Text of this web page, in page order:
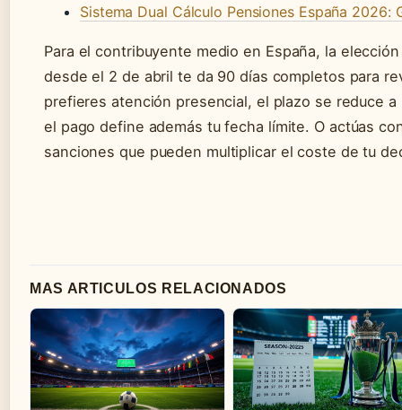
Sistema Dual Cálculo Pensiones España 2026:
Para el contribuyente medio en España, la
desde el 2 de abril te da 90 días completos para
prefieres atención presencial, el plazo se reduce
el pago define además tu fecha límite. O actúas
sanciones que pueden multiplicar el coste de tu
MAS ARTICULOS RELACIONADOS